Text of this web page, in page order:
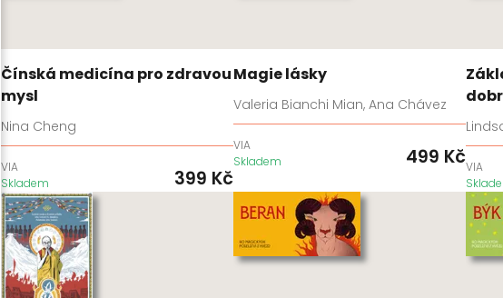
Čínská medicína pro zdravou
mysl
Nina Cheng
VIA
Skladem
399 Kč
Magie lásky
Valeria Bianchi Mian, Ana Chávez
VIA
Skladem
499 KčVIA